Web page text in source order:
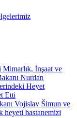
Mimarlık, İnşaat ve
Nurdan
Heyet
Etti
Vojislav Šimun ve
heyeti hastanemizi